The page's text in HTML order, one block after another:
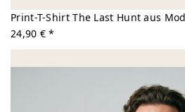
Print-T-Shirt The Last Hunt aus
24,90 € *